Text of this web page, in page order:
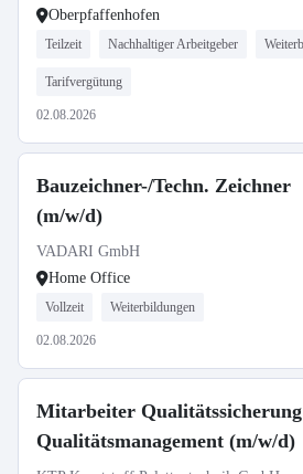
Oberpfaffenhofen
Teilzeit Nachhaltiger Arbeitgeber
Tarifvergütung
02.08.2026
Bauzeichner-/Techn. Zeichner
(m/w/d)
VADARI GmbH
Home Office
Vollzeit Weiterbildungen
02.08.2026
Mitarbeiter
Qualitätsmanagement (m/w/d)